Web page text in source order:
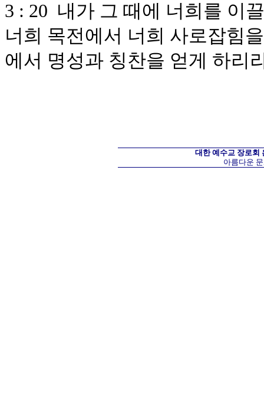
3 : 20 내가 그 때에 너희를 이
너희 목전에서 너희 사로잡힘
에서 명성과 칭찬을 얻게 하리
대한 예수교 장로회
아름다운